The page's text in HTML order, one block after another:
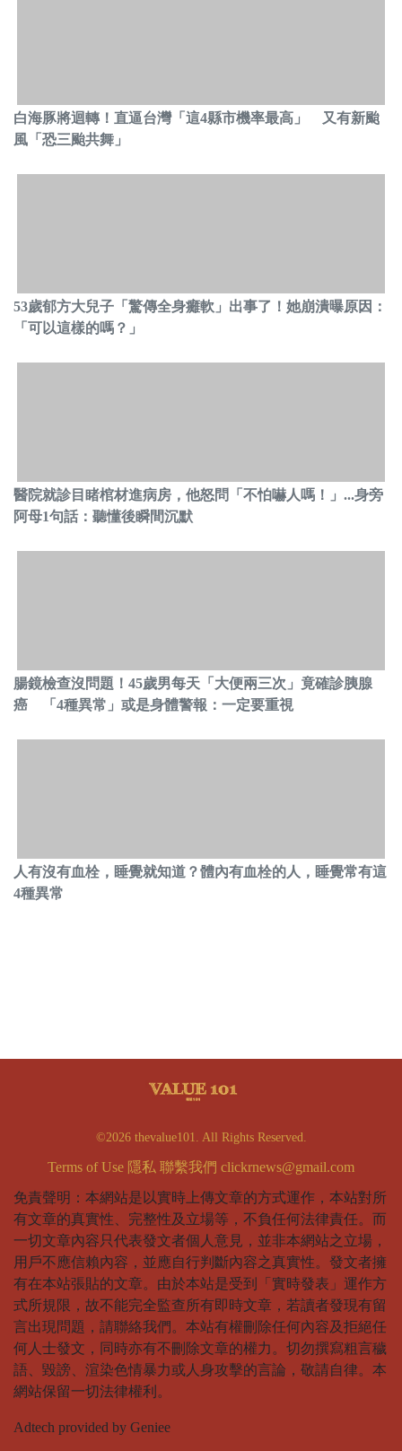
白海豚將迴轉！直逼台灣「這4縣市機率最高」 又有新颱
風「恐三颱共舞」
53歲郁方大兒子「驚傳全身癱軟」出事了！她崩潰曝原因：
「可以這樣的嗎？」
醫院就診目睹棺材進病房，他怒問「不怕嚇人嗎！」...身旁
阿母1句話：聽懂後瞬間沉默
腸鏡檢查沒問題！45歲男每天「大便兩三次」竟確診胰腺
癌 「4種異常」或是身體警報：一定要重視
人有沒有血栓，睡覺就知道？體內有血栓的人，睡覺常有這
4種異常
©2026 thevalue101. All Rights Reserved.
Terms of Use 隱私 聯繫我們 clickrnews@gmail.com
免責聲明：本網站是以實時上傳文章的方式運作，本站對所
有文章的真實性、完整性及立場等，不負任何法律責任。而
一切文章內容只代表發文者個人意見，並非本網站之立場，
用戶不應信賴內容，並應自行判斷內容之真實性。發文者擁
有在本站張貼的文章。由於本站是受到「實時發表」運作方
式所規限，故不能完全監查所有即時文章，若讀者發現有留
言出現問題，請聯絡我們。本站有權刪除任何內容及拒絕任
何人士發文，同時亦有不刪除文章的權力。切勿撰寫粗言穢
語、毀謗、渲染色情暴力或人身攻擊的言論，敬請自律。本
網站保留一切法律權利。
Adtech provided by Geniee